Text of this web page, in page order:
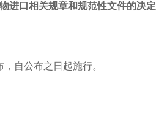
进口相关规章和规范性文件的决定
自公布之日起施行。